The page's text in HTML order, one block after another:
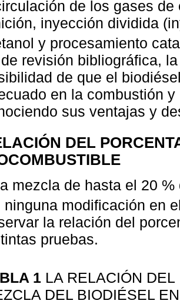
de los gases
inyección dividida
y procesamiento
revisión bibliográfica,
de que el
en la combustión
sus ventajas y
DEL
mezcla de hasta el 20
ninguna modificación en
la relación del
pruebas.
1 LA RELACIÓN
DEL BIODIÉSEL